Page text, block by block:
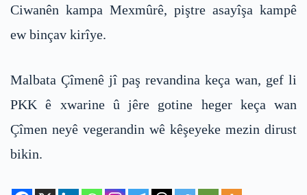
Ciwanên kampa Mexmûrê, piştre asayîşa kampê
ew binçav kirîye.
Malbata Çîmenê jî paş revandina keça wan, gef li
PKK ê xwarine û jêre gotine heger keça wan
Çîmen neyê vegerandin wê kêşeyeke mezin dirust
bikin.